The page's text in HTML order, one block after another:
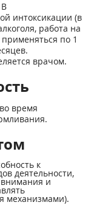
интоксикации (в
работа на
по 1
врачом.
время
к
деятельности,
и
механизмами).